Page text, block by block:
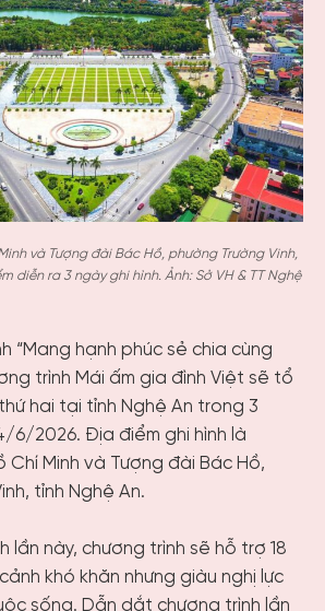
và Tượng đài Bác Hồ, phường Trường Vinh,
diễn ra 3 ngày ghi hình. Ảnh: Sở VH & TT Nghệ
“Mang hạnh phúc sẻ chia cùng
trình Mái ấm gia đình Việt sẽ tổ
hai tại tỉnh Nghệ An trong 3
6/2026. Địa điểm ghi hình là
Chí Minh và Tượng đài Bác Hồ,
tỉnh Nghệ An.
lần này, chương trình sẽ hỗ trợ 18
khó khăn nhưng giàu nghị lực
sống. Dẫn dắt chương trình lần